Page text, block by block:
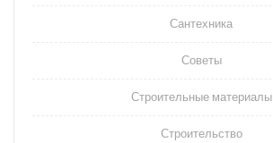
Сантехника
Советы
Строительные материалы
Строительство